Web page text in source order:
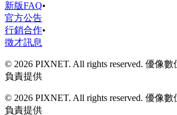
新版FAQ•
官方公告
行銷合作•
徵才訊息
© 2026 PIXNET. All rights reserved. 優像
負責提供
© 2026 PIXNET. All rights reserved. 優像
負責提供